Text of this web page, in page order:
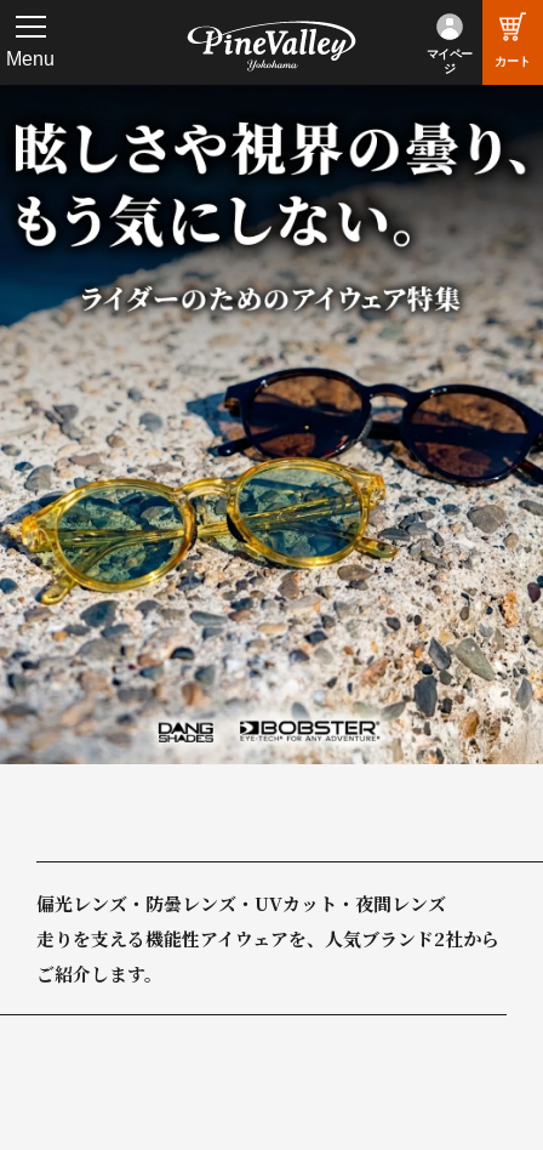
マイペー
ジ
カート
Menu
偏光レンズ ・ 防曇レンズ ・ UVカ ッ ト ・ 夜間レンズ
走 りを支える機能性アイ ウェアを、 人気ブラン ド2社から
ご紹介します。